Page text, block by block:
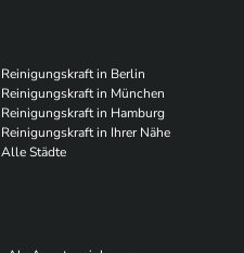
Reinigungskraft in Berlin
Reinigungskraft in München
Reinigungskraft in Hamburg
Reinigungskraft in Ihrer Nähe
Alle Städte